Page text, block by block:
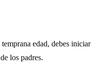
edad, debes iniciar
los padres.